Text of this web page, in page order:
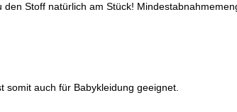
Stoff natürlich am Stück!
auch für Babykleidung geeignet.